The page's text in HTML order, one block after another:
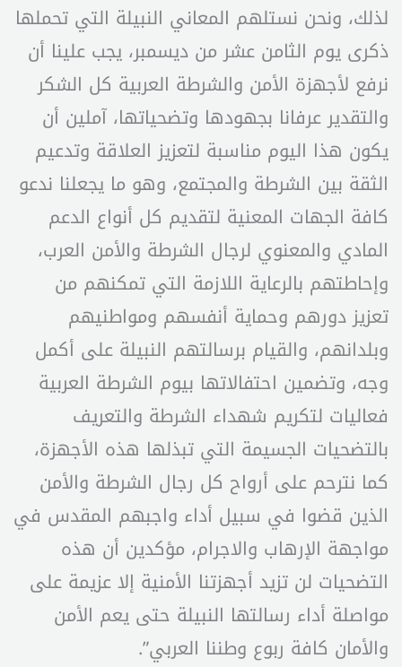
لذلك، ونحن نستلهم المعاني النبيلة التي تحملها
ذكرى يوم الثامن عشر من ديسمبر، يجب علينا أن
نرفع لأجهزة الأمن والشرطة العربية كل الشكر
والتقدير عرفانا بجهودها وتضحياتها، آملين أن
يكون هذا اليوم مناسبة لتعزيز العلاقة وتدعيم
الثقة بين الشرطة والمجتمع، وهو ما يجعلنا ندعو
كافة الجهات المعنية لتقديم كل أنواع الدعم
المادي والمعنوي لرجال الشرطة والأمن العرب،
وإحاطتهم بالرعاية اللازمة التي تمكنهم من
تعزيز دورهم وحماية أنفسهم ومواطنيهم
وبلدانهم، والقيام برسالتهم النبيلة على أكمل
وجه، وتضمين احتفالاتها بيوم الشرطة العربية
فعاليات لتكريم شهداء الشرطة والتعريف
بالتضحيات الجسيمة التي تبذلها هذه الأجهزة،
كما نترحم على أرواح كل رجال الشرطة والأمن
الذين قضوا في سبيل أداء واجبهم المقدس في
مواجهة الإرهاب والاجرام، مؤكدين أن هذه
التضحيات لن تزيد أجهزتنا الأمنية إلا عزيمة على
مواصلة أداء رسالتها النبيلة حتى يعم الأمن
والأمان كافة ربوع وطننا العربي”.